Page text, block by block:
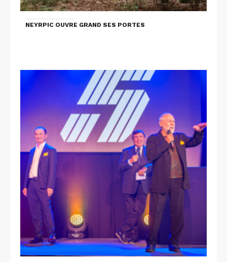
NEYRPIC OUVRE GRAND SES PORTES